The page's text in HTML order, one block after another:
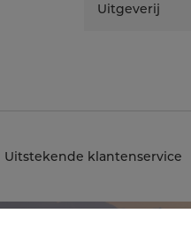
Uitgeverij
Uitstekende klantenservice